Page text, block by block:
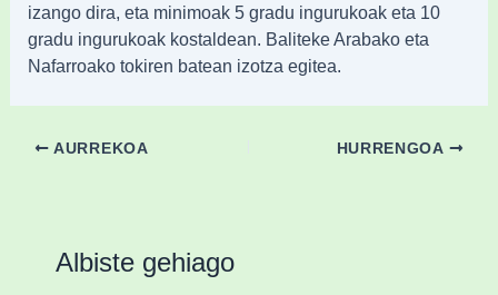
izango dira, eta minimoak 5 gradu ingurukoak eta 10
gradu ingurukoak kostaldean. Baliteke Arabako eta
Nafarroako tokiren batean izotza egitea.
AURREKOA HURRENGOA
Albiste gehiago